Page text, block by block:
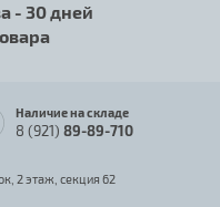
- 30 дней
Наличие на складе
8 (921) 89-89-710
2 этаж, секция 62